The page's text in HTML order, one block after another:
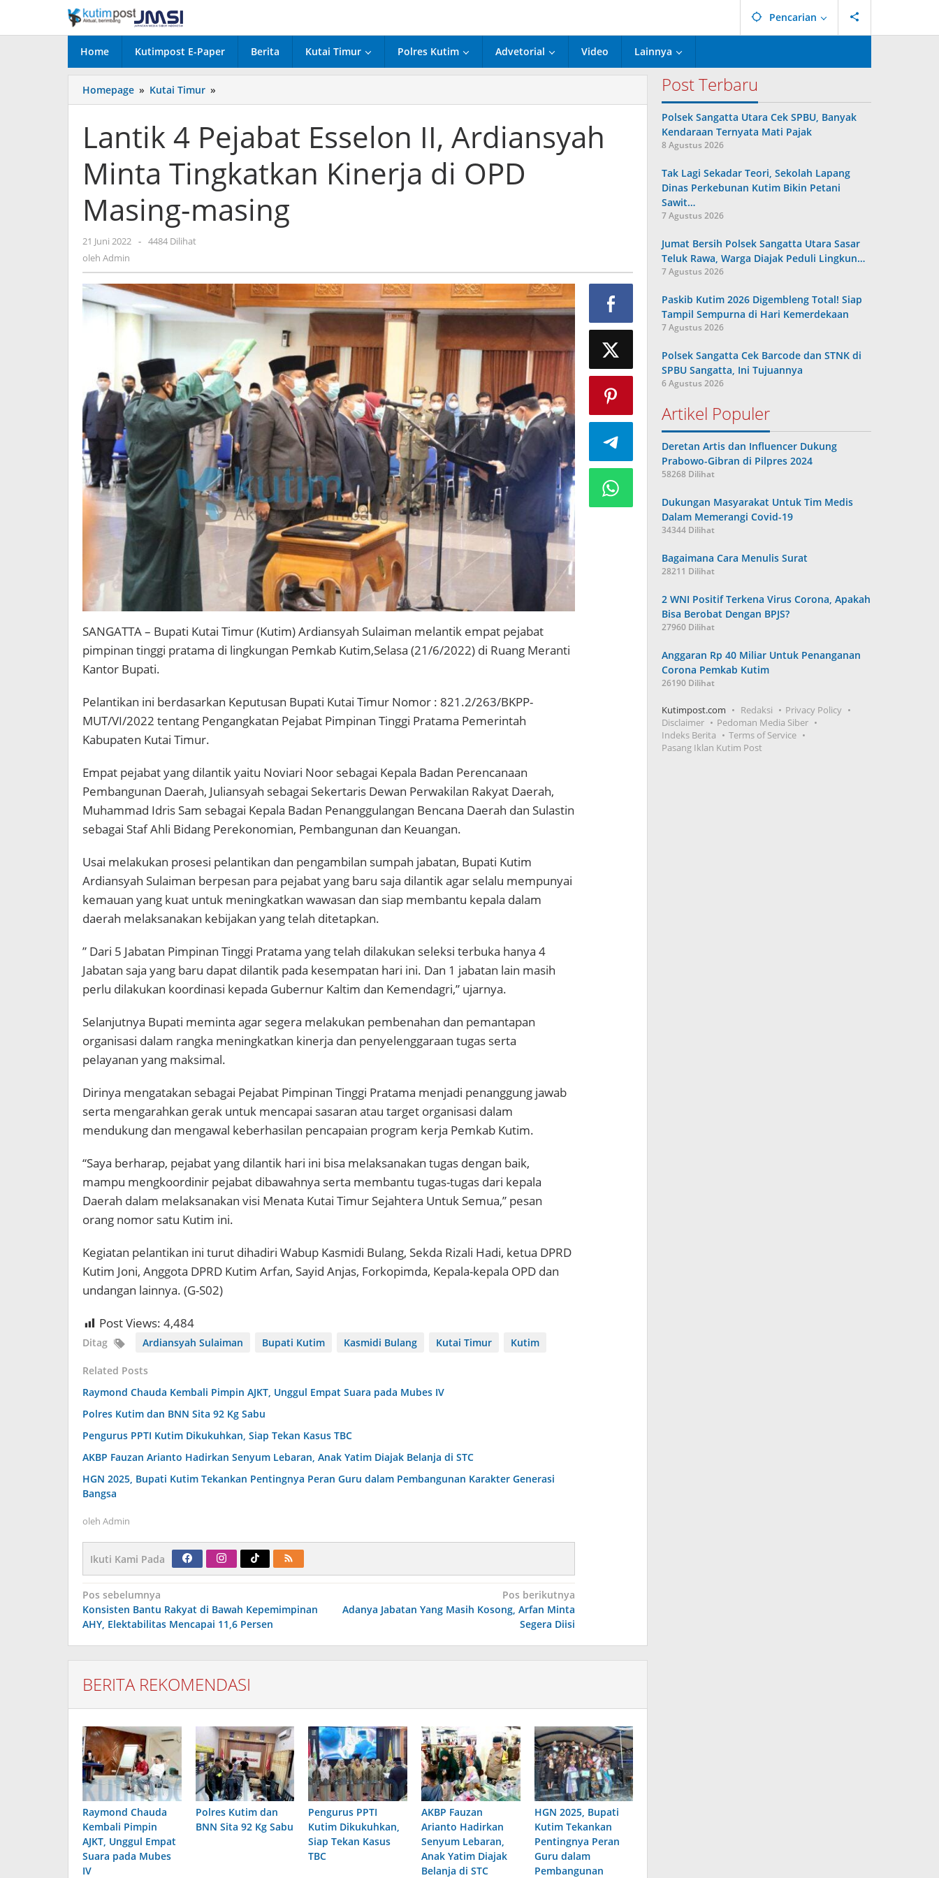
konten
Pencarian
Home Kutimpost E-Paper Berita Kutai Timur Polres Kutim Advetorial Video Lainnya
Homepage » Kutai Timur »
4
Esselon
II,
Ardiansyah
Minta
Tingkatkan
Kinerja
di
Lantik 4 Pejabat Esselon II, Ardiansyah
Minta Tingkatkan Kinerja di OPD
Masing-masing
21 Juni 2022 oleh
- 4484 Dilihat
oleh Admin
SANGATTA – Bupati Kutai Timur (Kutim) Ardiansyah Sulaiman melantik empat pejabat
pimpinan tinggi pratama di lingkungan Pemkab Kutim,Selasa (21/6/2022) di Ruang Meranti
Kantor Bupati.
Pelantikan ini berdasarkan Keputusan Bupati Kutai Timur Nomor : 821.2/263/BKPP-
MUT/VI/2022 tentang Pengangkatan Pejabat Pimpinan Tinggi Pratama Pemerintah
Kabupaten Kutai Timur.
Empat pejabat yang dilantik yaitu Noviari Noor sebagai Kepala Badan Perencanaan
Pembangunan Daerah, Juliansyah sebagai Sekertaris Dewan Perwakilan Rakyat Daerah,
Muhammad Idris Sam sebagai Kepala Badan Penanggulangan Bencana Daerah dan Sulastin
sebagai Staf Ahli Bidang Perekonomian, Pembangunan dan Keuangan.
Usai melakukan prosesi pelantikan dan pengambilan sumpah jabatan, Bupati Kutim
Ardiansyah Sulaiman berpesan para pejabat yang baru saja dilantik agar selalu mempunyai
kemauan yang kuat untuk meningkatkan wawasan dan siap membantu kepala dalam
daerah melaksanakan kebijakan yang telah ditetapkan.
” Dari 5 Jabatan Pimpinan Tinggi Pratama yang telah dilakukan seleksi terbuka hanya 4
Jabatan saja yang baru dapat dilantik pada kesempatan hari ini. Dan 1 jabatan lain masih
perlu dilakukan koordinasi kepada Gubernur Kaltim dan Kemendagri,” ujarnya.
Selanjutnya Bupati meminta agar segera melakukan pembenahan dan pemantapan
organisasi dalam rangka meningkatkan kinerja dan penyelenggaraan tugas serta
pelayanan yang maksimal.
Dirinya mengatakan sebagai Pejabat Pimpinan Tinggi Pratama menjadi penanggung jawab
serta mengarahkan gerak untuk mencapai sasaran atau target organisasi dalam
mendukung dan mengawal keberhasilan pencapaian program kerja Pemkab Kutim.
“Saya berharap, pejabat yang dilantik hari ini bisa melaksanakan tugas dengan baik,
mampu mengkoordinir pejabat dibawahnya serta membantu tugas-tugas dari kepala
Daerah dalam melaksanakan visi Menata Kutai Timur Sejahtera Untuk Semua,” pesan
orang nomor satu Kutim ini.
Kegiatan pelantikan ini turut dihadiri Wabup Kasmidi Bulang, Sekda Rizali Hadi, ketua DPRD
Kutim Joni, Anggota DPRD Kutim Arfan, Sayid Anjas, Forkopimda, Kepala-kepala OPD dan
undangan lainnya. (G-S02)
Post Views: 4,484
Ditag Ardiansyah Sulaiman Bupati Kutim Kasmidi Bulang Kutai Timur Kutim
Related Posts
Raymond Chauda Kembali Pimpin AJKT, Unggul Empat Suara pada Mubes IV
Polres Kutim dan BNN Sita 92 Kg Sabu
Pengurus PPTI Kutim Dikukuhkan, Siap Tekan Kasus TBC
AKBP Fauzan Arianto Hadirkan Senyum Lebaran, Anak Yatim Diajak Belanja di STC
HGN 2025, Bupati Kutim Tekankan Pentingnya Peran Guru dalam Pembangunan Karakter Generasi
Bangsa
oleh Admin
Ikuti Kami Pada
Navigasi
pos
Pos sebelumnya
Konsisten Bantu Rakyat di Bawah Kepemimpinan
AHY, Elektabilitas Mencapai 11,6 Persen
Pos berikutnya
Adanya Jabatan Yang Masih Kosong, Arfan Minta
Segera Diisi
BERITA REKOMENDASI
Raymond Chauda
Kembali Pimpin
AJKT, Unggul Empat
Suara pada Mubes
IV
Polres Kutim dan
BNN Sita 92 Kg Sabu
Pengurus PPTI
Kutim Dikukuhkan,
Siap Tekan Kasus
TBC
AKBP Fauzan
Arianto Hadirkan
Senyum Lebaran,
Anak Yatim Diajak
Belanja di STC
HGN 2025, Bupati
Kutim Tekankan
Pentingnya Peran
Guru dalam
Pembangunan
Post Terbaru
Polsek Sangatta Utara Cek SPBU, Banyak
Kendaraan Ternyata Mati Pajak
8 Agustus 2026
Tak Lagi Sekadar Teori, Sekolah Lapang
Dinas Perkebunan Kutim Bikin Petani
Sawit…
7 Agustus 2026
Jumat Bersih Polsek Sangatta Utara Sasar
Teluk Rawa, Warga Diajak Peduli Lingkun…
7 Agustus 2026
Paskib Kutim 2026 Digembleng Total! Siap
Tampil Sempurna di Hari Kemerdekaan
7 Agustus 2026
Polsek Sangatta Cek Barcode dan STNK di
SPBU Sangatta, Ini Tujuannya
6 Agustus 2026
Artikel Populer
Deretan Artis dan Influencer Dukung
Prabowo-Gibran di Pilpres 2024
58268 Dilihat
Dukungan Masyarakat Untuk Tim Medis
Dalam Memerangi Covid-19
34344 Dilihat
Bagaimana Cara Menulis Surat
28211 Dilihat
2 WNI Positif Terkena Virus Corona, Apakah
Bisa Berobat Dengan BPJS?
27960 Dilihat
Anggaran Rp 40 Miliar Untuk Penanganan
Corona Pemkab Kutim
26190 Dilihat
Kutimpost.com Redaksi
Privacy Policy
Disclaimer
Pedoman Media Siber
Indeks Berita
Terms of Service
Pasang Iklan Kutim Post